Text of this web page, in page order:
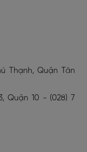
Thạnh, Quận Tân
Quận 10 - (028) 7